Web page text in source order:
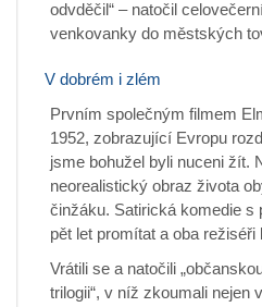
odvděčil“ – natočil
venkovanky do městských
V dobrém i zlém
Prvním společným filmem
1952, zobrazující Evropu
jsme bohužel byli nuceni žít.
neorealistický obraz života
činžáku. Satirická komedie s
pět let promítat a oba
Vrátili se a natočili
trilogii“, v níž zkoumali nejen